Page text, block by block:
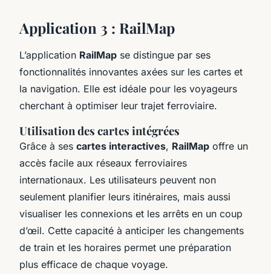
Application 3 : RailMap
L’application RailMap se distingue par ses
fonctionnalités innovantes axées sur les cartes et
la navigation. Elle est idéale pour les voyageurs
cherchant à optimiser leur trajet ferroviaire.
Utilisation des cartes intégrées
Grâce à ses cartes interactives, RailMap offre un
accès facile aux réseaux ferroviaires
internationaux. Les utilisateurs peuvent non
seulement planifier leurs itinéraires, mais aussi
visualiser les connexions et les arrêts en un coup
d’œil. Cette capacité à anticiper les changements
de train et les horaires permet une préparation
plus efficace de chaque voyage.